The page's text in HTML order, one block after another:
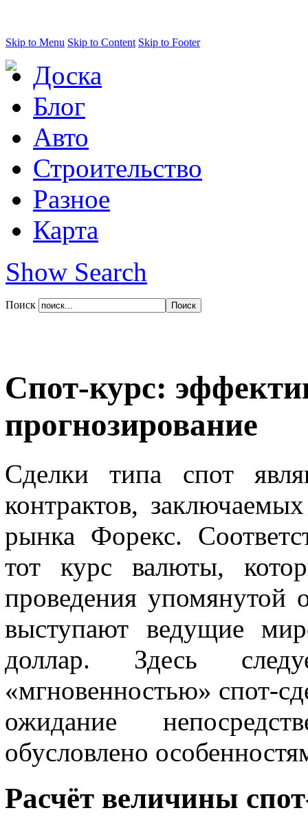
Skip to Menu Skip to Content Skip to Footer
Доска
Блог
Авто
Строительство
Разное
Карта
Show Search
Поиск
Спот-курс:
прогнозирование
Сделки типа спот
контрактов,
рынка Форекс.
тот курс валюты,
проведения упомянутой
выступают ведущие
доллар. Здесь
«мгновенностью» спот-
ожидание
обусловлено
Расчёт величины